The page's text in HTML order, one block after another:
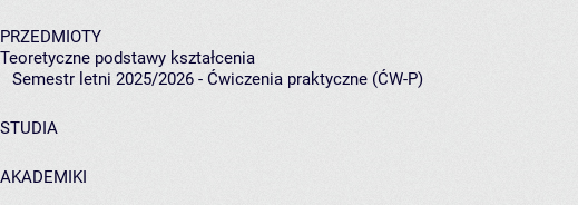
PRZEDMIOTY
Teoretyczne podstawy kształcenia
Semestr letni 2025/2026 - Ćwiczenia praktyczne (ĆW-P)
STUDIA
AKADEMIKI